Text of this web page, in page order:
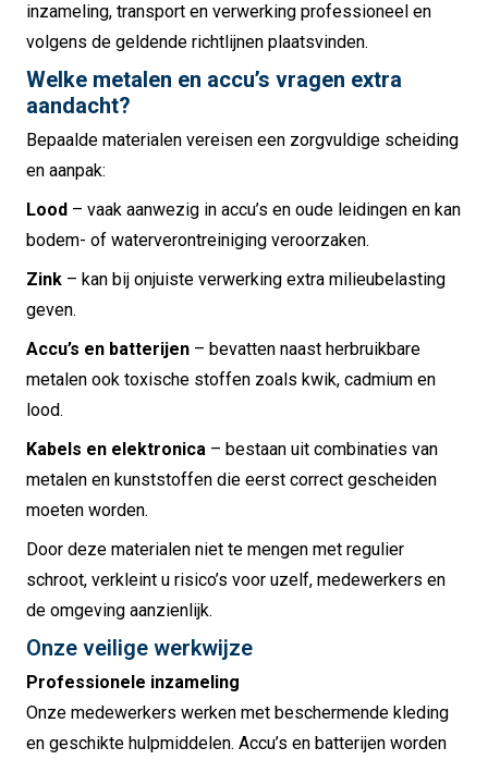
inzameling, transport en verwerking professioneel en
volgens de geldende richtlijnen plaatsvinden.
Welke metalen en accu’s vragen extra
aandacht?
Bepaalde materialen vereisen een zorgvuldige scheiding
en aanpak:
Lood – vaak aanwezig in accu’s en oude leidingen en kan
bodem- of waterverontreiniging veroorzaken.
Zink – kan bij onjuiste verwerking extra milieubelasting
geven.
Accu’s en batterijen – bevatten naast herbruikbare
metalen ook toxische stoffen zoals kwik, cadmium en
lood.
Kabels en elektronica – bestaan uit combinaties van
metalen en kunststoffen die eerst correct gescheiden
moeten worden.
Door deze materialen niet te mengen met regulier
schroot, verkleint u risico’s voor uzelf, medewerkers en
de omgeving aanzienlijk.
Onze veilige werkwijze
Professionele inzameling
Onze medewerkers werken met beschermende kleding
en geschikte hulpmiddelen. Accu’s en batterijen worden